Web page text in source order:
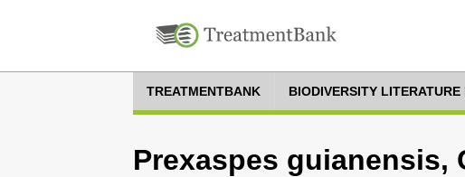
TREATMENTBANK BIODIVERSITY LITERATURE
Prexaspes guianensis,